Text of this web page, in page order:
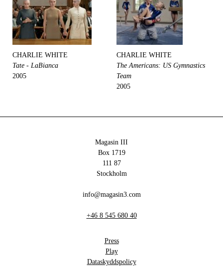
CHARLIE WHITE
Tate - LaBianca
2005
CHARLIE WHITE
The Americans: US Gymnastics
Team
2005
Magasin III
Box 1719
111 87
Stockholm
info@magasin3.com
+46 8 545 680 40
Press
Play
Dataskyddspolicy